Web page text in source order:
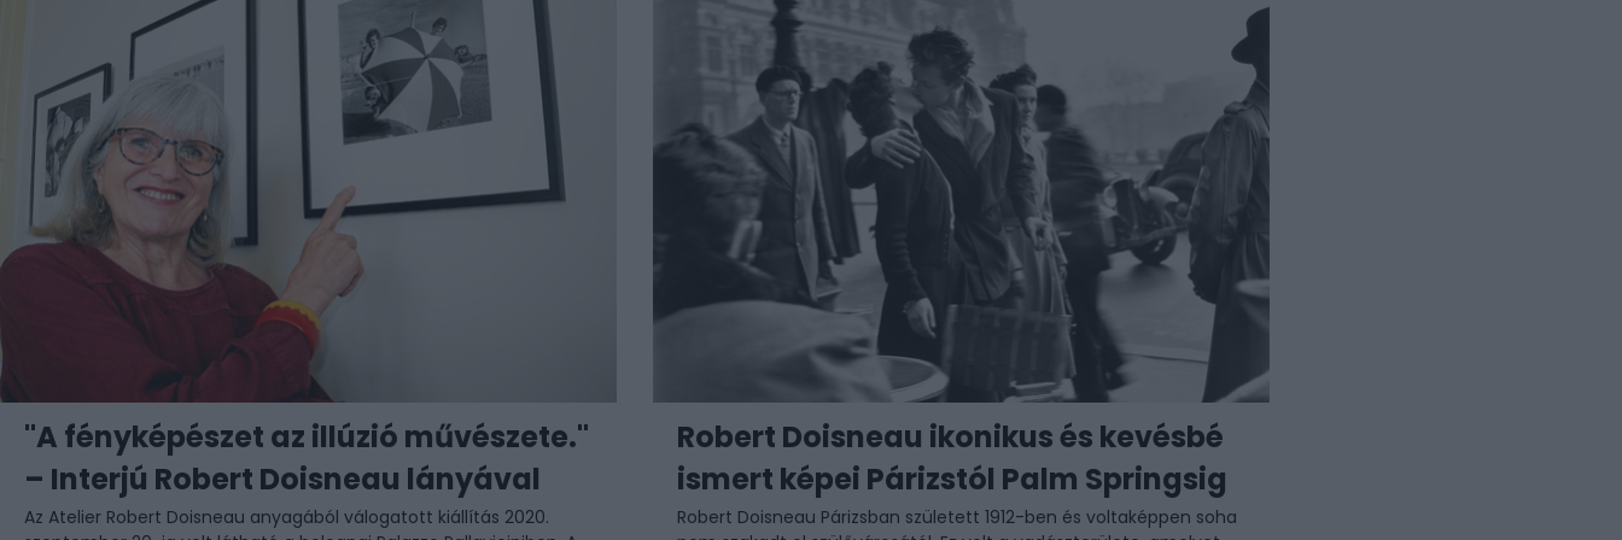
"A fényképészet az illúzió művészete."
– Interjú Robert Doisneau lányával
Az Atelier Robert Doisneau anyagából válogatott kiállítás 2020.
Robert Doisneau ikonikus és kevésbé
ismert képei Párizstól Palm Springsig
Robert Doisneau Párizsban született 1912-ben és voltaképpen soha